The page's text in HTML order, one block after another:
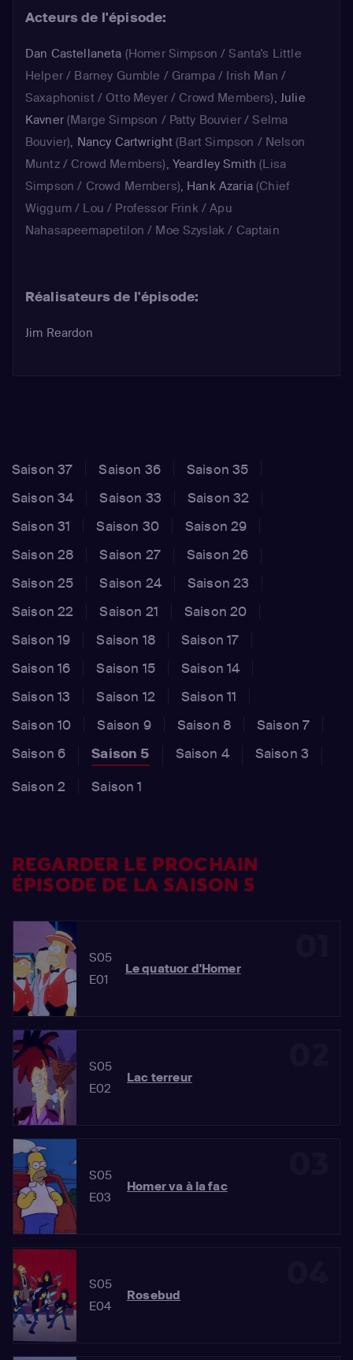
Acteurs de l'épisode:
Dan Castellaneta (Homer Simpson / Santa's Little
Helper / Barney Gumble / Grampa / Irish Man /
Saxaphonist / Otto Meyer / Crowd Members), Julie
Kavner(Marge Simpson / Patty Bouvier / Selma
Bouvier), Nancy Cartwright (Bart Simpson / Nelson
Muntz / Crowd Members), Yeardley Smith (Lisa
Simpson / Crowd Members), Hank Azaria(Chief
Wiggum / Lou / Professor Frink / Apu
Nahasapeemapetilon / Moe Szyslak / Captain
Réalisateurs de l'épisode:
Jim Reardon
Saison 37 Saison 36
Saison 35
Saison 34
Saison 33
Saison 32
Saison 31
Saison 30
Saison 29
Saison 28
Saison 27
Saison 26
Saison 25
Saison 24
Saison 23
Saison 22
Saison 21
Saison 20
Saison 19
Saison 18
Saison 17
Saison 16
Saison 15
Saison 14
Saison 13
Saison 12
Saison 11
Saison 10
Saison 9 Saison 8
Saison 7
Saison 6
Saison 5 Saison 4
Saison 3
Saison 2
Saison 1
REGARDER LE PROCHAIN
ÉPISODE DE LA SAISON 5
S05
E01
Le quatuor d'Homer
S05
E02
Lac terreur
S05
E03
Homer va à la fac
S05
E04
Rosebud